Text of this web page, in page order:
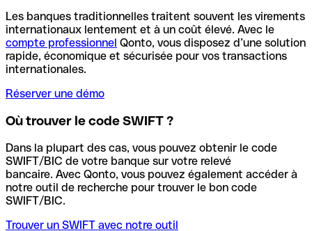
Les banques traditionnelles traitent souvent les virements
internationaux lentement et à un coût élevé. Avec le
compte professionnel Qonto, vous disposez d’une solution
rapide, économique et sécurisée pour vos transactions
internationales.
Réserver une démo
Où trouver le code SWIFT ?
Dans la plupart des cas, vous pouvez obtenir le code
SWIFT/BIC de votre banque sur votre relevé
bancaire. Avec Qonto, vous pouvez également accéder à
notre outil de recherche pour trouver le bon code
SWIFT/BIC.
Trouver un SWIFT avec notre outil